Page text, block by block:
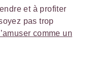
et à profiter
pas trop
comme un